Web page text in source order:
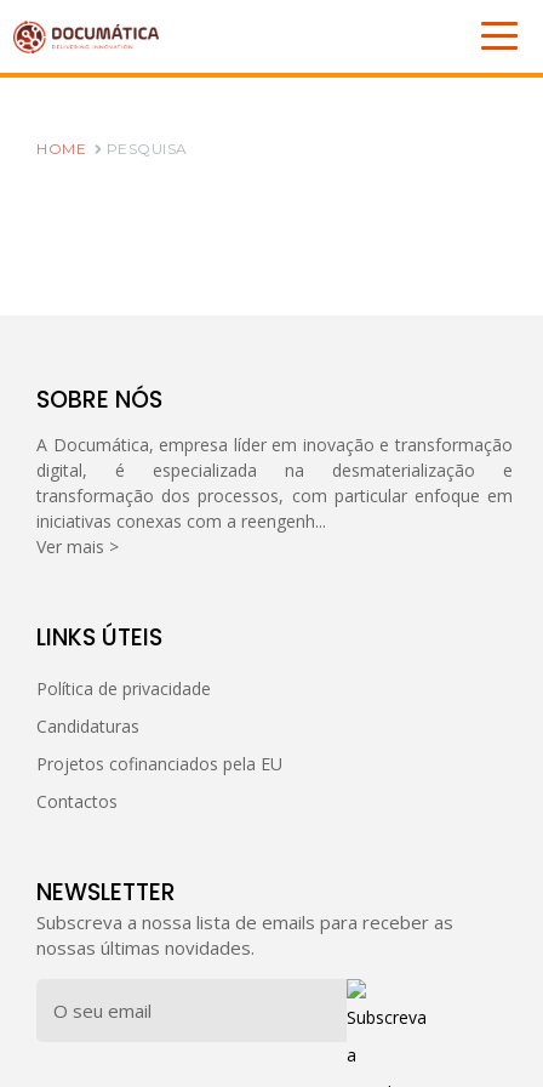
HOME PESQUISA
SOBRE NÓS
A Documática, empresa líder em inovação e transformação
digital, é especializada na desmaterialização e
transformação dos processos, com particular enfoque em
iniciativas conexas com a reengenh...
Ver mais >
LINKS ÚTEIS
Política de privacidade
Candidaturas
Projetos cofinanciados pela EU
Contactos
NEWSLETTER
Subscreva a nossa lista de emails para receber as
nossas últimas novidades.